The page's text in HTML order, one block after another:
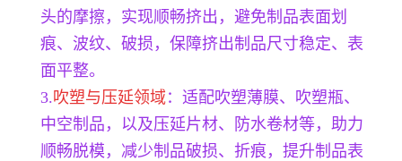
头的摩擦，实现顺畅挤出，避免制品表面划
痕、波纹、破损，保障挤出制品尺寸稳定、表
面平整。
3.吹塑与压延领域 ：适配吹塑薄膜、吹塑瓶、
中空制品，以及压延片材、防水卷材等，助力
顺畅脱模，减少制品破损、折痕，提升制品表